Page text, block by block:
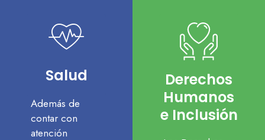
Salud
Además de
contar con
atención
Derechos
Humanos
e Inclusión